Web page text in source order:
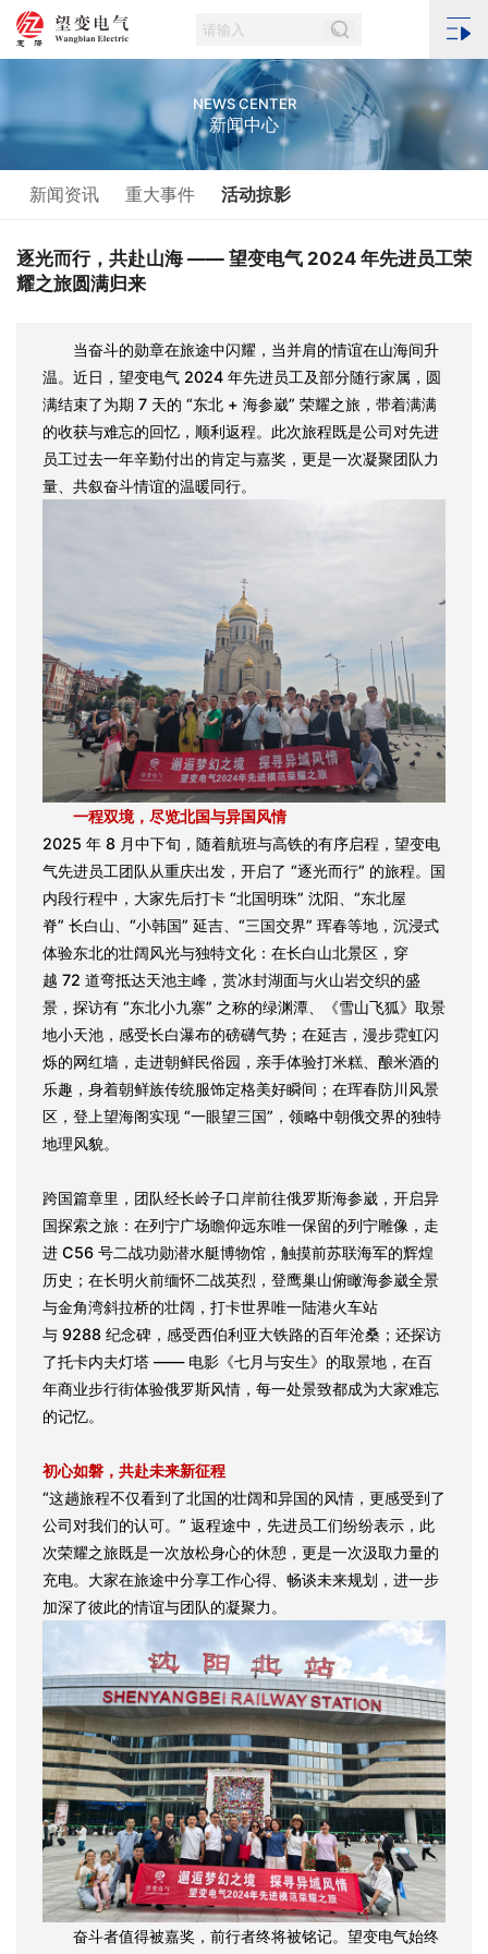
NEWS CENTER
新闻中心
新闻资讯 重大事件 活动掠影
逐光而行，共赴山海 —— 望变电气 2024 年先进员工荣
耀之旅圆满归来
当奋斗的勋章在旅途中闪耀，当并肩的情谊在山海间升
温。近日，望变电气 2024 年先进员工及部分随行家属，圆
满结束了为期 7 天的 “东北 + 海参崴” 荣耀之旅，带着满满
的收获与难忘的回忆，顺利返程。此次旅程既是公司对先进
员工过去一年辛勤付出的肯定与嘉奖，更是一次凝聚团队力
量、共叙奋斗情谊的温暖同行。
一程双境，尽览北国与异国风情
2025 年 8 月中下旬，随着航班与高铁的有序启程，望变电
气先进员工团队从重庆出发，开启了 “逐光而行” 的旅程。国
内段行程中，大家先后打卡 “北国明珠” 沈阳、“东北屋
脊” 长白山、“小韩国” 延吉、“三国交界” 珲春等地，沉浸式
体验东北的壮阔风光与独特文化：在长白山北景区，穿
越 72 道弯抵达天池主峰，赏冰封湖面与火山岩交织的盛
景，探访有 “东北小九寨” 之称的绿渊潭、《雪山飞狐》取景
地小天池，感受长白瀑布的磅礴气势；在延吉，漫步霓虹闪
烁的网红墙，走进朝鲜民俗园，亲手体验打米糕、酿米酒的
乐趣，身着朝鲜族传统服饰定格美好瞬间；在珲春防川风景
区，登上望海阁实现 “一眼望三国”，领略中朝俄交界的独特
地理风貌。
跨国篇章里，团队经长岭子口岸前往俄罗斯海参崴，开启异
国探索之旅：在列宁广场瞻仰远东唯一保留的列宁雕像，走
进 C56 号二战功勋潜水艇博物馆，触摸前苏联海军的辉煌
历史；在长明火前缅怀二战英烈，登鹰巢山俯瞰海参崴全景
与金角湾斜拉桥的壮阔，打卡世界唯一陆港火车站
与 9288 纪念碑，感受西伯利亚大铁路的百年沧桑；还探访
了托卡内夫灯塔 —— 电影《七月与安生》的取景地，在百
年商业步行街体验俄罗斯风情，每一处景致都成为大家难忘
的记忆。
初心如磐，共赴未来新征程
“这趟旅程不仅看到了北国的壮阔和异国的风情，更感受到了
公司对我们的认可。” 返程途中，先进员工们纷纷表示，此
次荣耀之旅既是一次放松身心的休憩，更是一次汲取力量的
充电。大家在旅途中分享工作心得、畅谈未来规划，进一步
加深了彼此的情谊与团队的凝聚力。
奋斗者值得被嘉奖，前行者终将被铭记。望变电气始终